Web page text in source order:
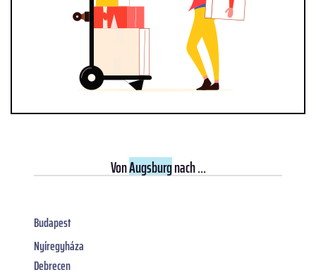
VonAugsburgnach ...
Budapest
Nyíregyháza
Debrecen